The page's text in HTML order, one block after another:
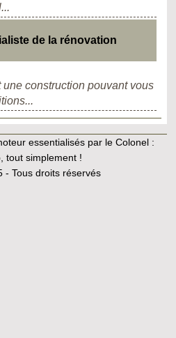
de la rénovation
construction pouvant vous
essentialisés par le Colonel :
tout simplement !
- Tous droits réservés